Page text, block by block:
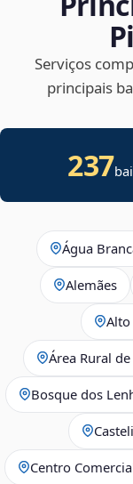
Serviços
principais
237
Água
Alemães
Alto
Área Rural
Bosque dos
Centro